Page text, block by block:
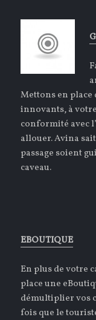
Mettons en
innovants, à
conformité avec
allouer. Avina
passage soient
caveau.
EBOUTIQUE
En plus de votre
place une
démultiplier vos
fois que le